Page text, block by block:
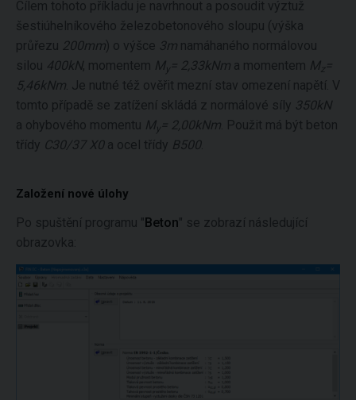
Cílem tohoto příkladu je navrhnout a posoudit výztuž
šestiúhelníkového železobetonového sloupu (výška
průřezu 200mm) o výšce 3m namáhaného normálovou
silou 400kN, momentem My = 2,33kNm a momentem Mz
5,46kNm . Je nutné též ověřit mezní stav omezení napětí. V
tomto případě se zatížení skládá z normálové síly 350kN
a ohybového momentu My = 2,00kNm . Použit má být beton
třídy C30/37 X0a ocel třídy B500.
Založení nové úlohy
Po spuštění programu "Beton" se zobrazí následující
obrazovka: